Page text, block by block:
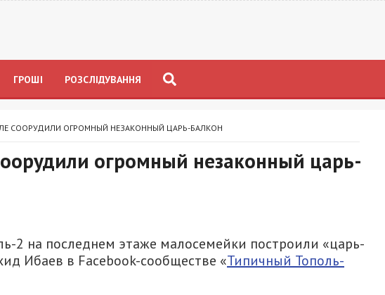
ГРОШІ РОЗСЛІДУВАННЯ
СООРУДИЛИ ОГРОМНЫЙ НЕЗАКОННЫЙ ЦАРЬ-БАЛКОН
огромный незаконный царь-
2 на последнем этаже малосемейки построили «царь-
Ибаев в Facebook-сообществе «Типичный Тополь-